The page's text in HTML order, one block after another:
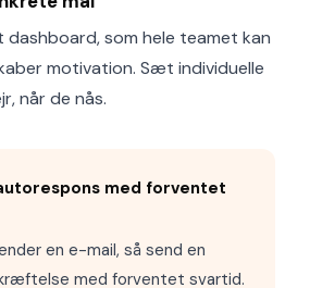
som hele teamet kan
motivation. Sæt individuelle
når de nås.
med forventet
en e-mail, så send en
med forventet svartid.